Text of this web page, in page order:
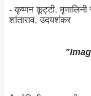
- कृष्‍णन कूट्टी, मृणालिनी
शांताराव, उदयशंकर